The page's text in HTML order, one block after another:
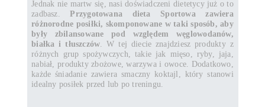
Jednak nie martw się, nasi doświadczeni dietetycy już o to
zadbasz.Przygotowana dieta Sportowa zawiera
różnorodne posiłki, skomponowane w taki sposób, aby
były zbilansowane pod względem węglowodanów,
białka i tłuszczów. W tej diecie znajdziesz produkty z
różnych grup spożywczych, takie jak mięso, ryby, jaja,
nabiał, produkty zbożowe, warzywa i owoce. Dodatkowo,
każde śniadanie zawiera smaczny koktajl, który stanowi
idealny posiłek przed lub po treningu.